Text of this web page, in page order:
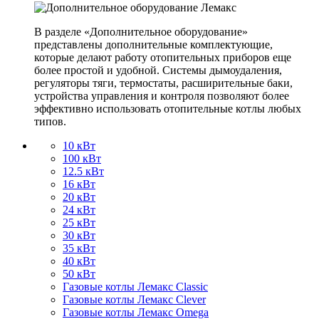
В разделе «Дополнительное оборудование»
представлены дополнительные комплектующие,
которые делают работу отопительных приборов еще
более простой и удобной. Системы дымоудаления,
регуляторы тяги, термостаты, расширительные баки,
устройства управления и контроля позволяют более
эффективно использовать отопительные котлы любых
типов.
10 кВт
100 кВт
12.5 кВт
16 кВт
20 кВт
24 кВт
25 кВт
30 кВт
35 кВт
40 кВт
50 кВт
Газовые котлы Лемакс Classic
Газовые котлы Лемакс Clever
Газовые котлы Лемакс Omega